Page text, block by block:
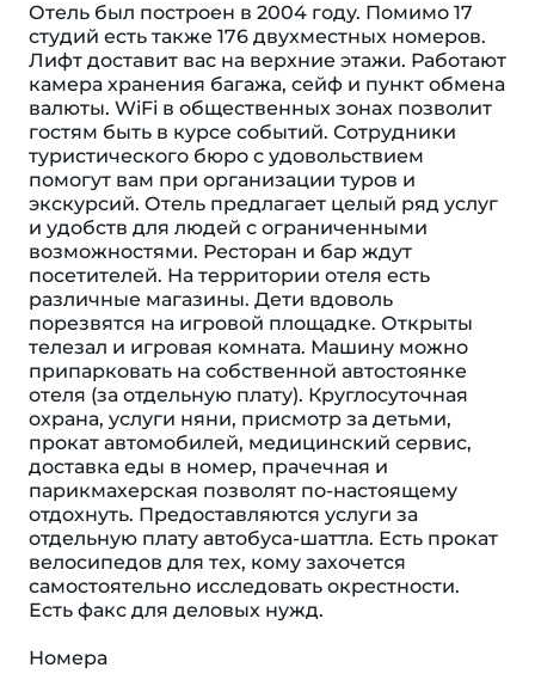
Отель был построен в 2004 году. Помимо 17
студий есть также 176 двухместных номеров.
Лифт доставит вас на верхние этажи. Работают
камера хранения багажа, сейф и пункт обмена
валюты. WiFi в общественных зонах позволит
гостям быть в курсе событий. Сотрудники
туристического бюро с удовольствием
помогут вам при организации туров и
экскурсий. Отель предлагает целый ряд услуг
и удобств для людей с ограниченными
возможностями. Ресторан и бар ждут
посетителей. На территории отеля есть
различные магазины. Дети вдоволь
порезвятся на игровой площадке. Открыты
телезал и игровая комната. Машину можно
припарковать на собственной автостоянке
отеля (за отдельную плату). Круглосуточная
охрана, услуги няни, присмотр за детьми,
прокат автомобилей, медицинский сервис,
доставка еды в номер, прачечная и
парикмахерская позволят по-настоящему
отдохнуть. Предоставляются услуги за
отдельную плату автобуса-шаттла. Есть прокат
велосипедов для тех, кому захочется
самостоятельно исследовать окрестности.
Есть факс для деловых нужд.
Номера